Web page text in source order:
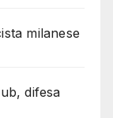
milanese
difesa